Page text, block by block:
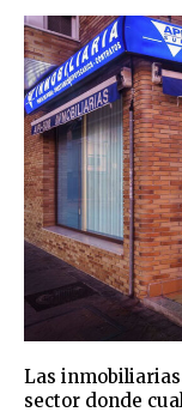
Las
sector donde